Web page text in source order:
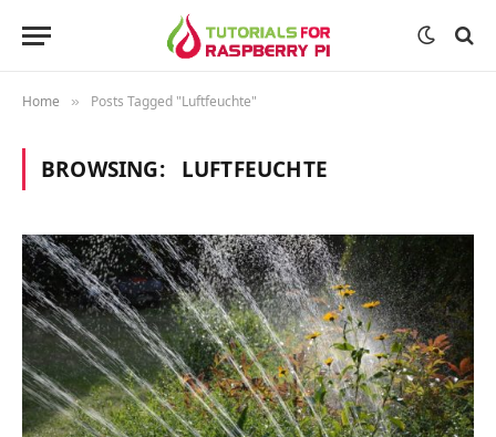
Home » Posts Tagged "Luftfeuchte"
BROWSING: LUFTFEUCHTE